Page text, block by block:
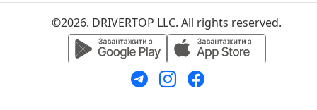
©2026. DRIVERTOP LLC. All rights reserved.